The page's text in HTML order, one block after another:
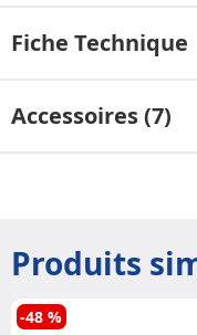
Fiche Technique
Accessoires (7)
Produits
-48 %